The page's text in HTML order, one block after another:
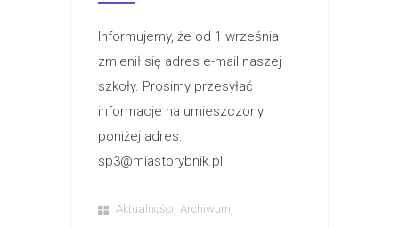
Informujemy, że od 1 września
zmienił się adres e-mail naszej
szkoły. Prosimy przesyłać
informacje na umieszczony
poniżej adres.
sp3@miastorybnik.pl
Aktualności, Archiwum,